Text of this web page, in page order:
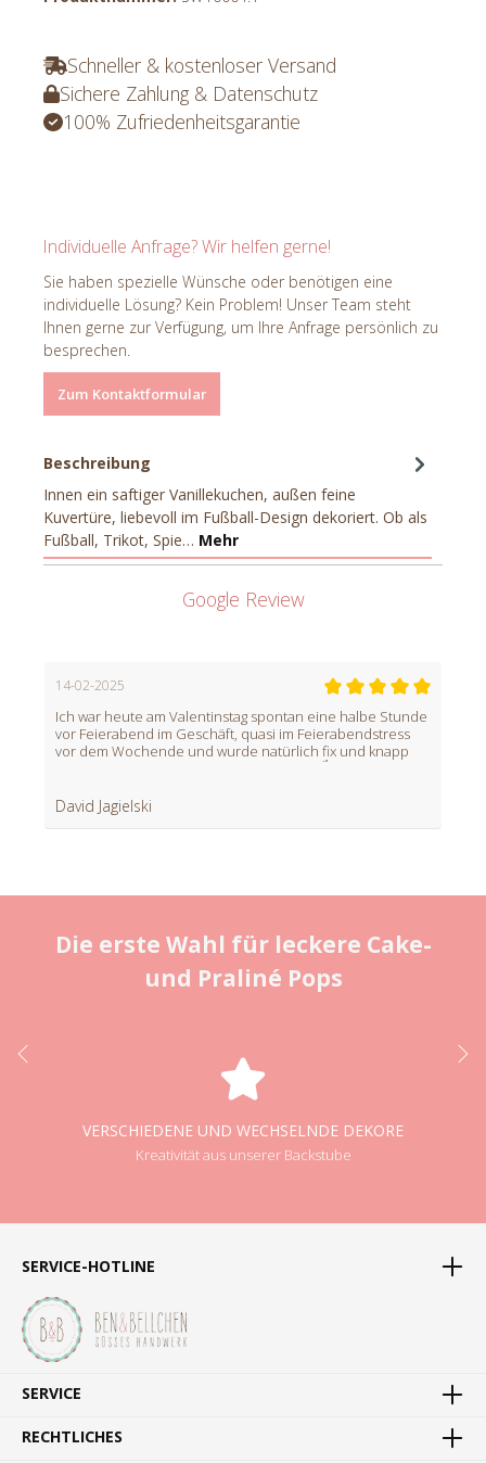
Schneller & kostenloser Versand
Sichere Zahlung & Datenschutz
100% Zufriedenheitsgarantie
Individuelle Anfrage? Wir helfen gerne!
Sie haben spezielle Wünsche oder benötigen eine
individuelle Lösung? Kein Problem! Unser Team steht
Ihnen gerne zur Verfügung, um Ihre Anfrage persönlich zu
besprechen.
Zum Kontaktformular
Beschreibung
Innen ein saftiger Vanillekuchen, außen feine
Kuvertüre, liebevoll im Fußball-Design dekoriert. Ob als
Fußball, Trikot, Spie… Mehr
Google Review
Die erste Wahl für leckere Cake-
und Praliné Pops
VERSCHIEDENE UND WECHSELNDE DEKORE
Kreativität aus unserer Backstube
SERVICE-HOTLINE
SERVICE
RECHTLICHES